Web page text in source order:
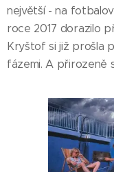
největší - na
roce 2017 dorazilo
Kryštof si již prošla
fázemi. A přirozeně